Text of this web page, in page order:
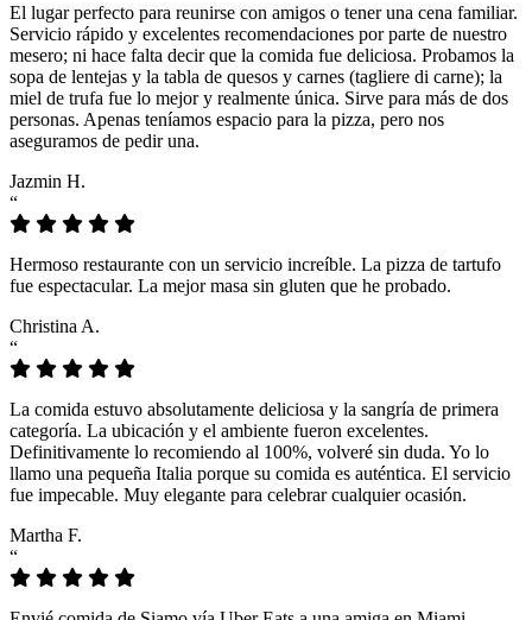
El lugar perfecto para reunirse con amigos o tener una cena familiar.
Servicio rápido y excelentes recomendaciones por parte de nuestro
mesero; ni hace falta decir que la comida fue deliciosa. Probamos la
sopa de lentejas y la tabla de quesos y carnes (tagliere di carne); la
miel de trufa fue lo mejor y realmente única. Sirve para más de dos
personas. Apenas teníamos espacio para la pizza, pero nos
aseguramos de pedir una.
Jazmin H.
“
Hermoso restaurante con un servicio increíble. La pizza de tartufo
fue espectacular. La mejor masa sin gluten que he probado.
Christina A.
“
La comida estuvo absolutamente deliciosa y la sangría de primera
categoría. La ubicación y el ambiente fueron excelentes.
Definitivamente lo recomiendo al 100%, volveré sin duda. Yo lo
llamo una pequeña Italia porque su comida es auténtica. El servicio
fue impecable. Muy elegante para celebrar cualquier ocasión.
Martha F.
“